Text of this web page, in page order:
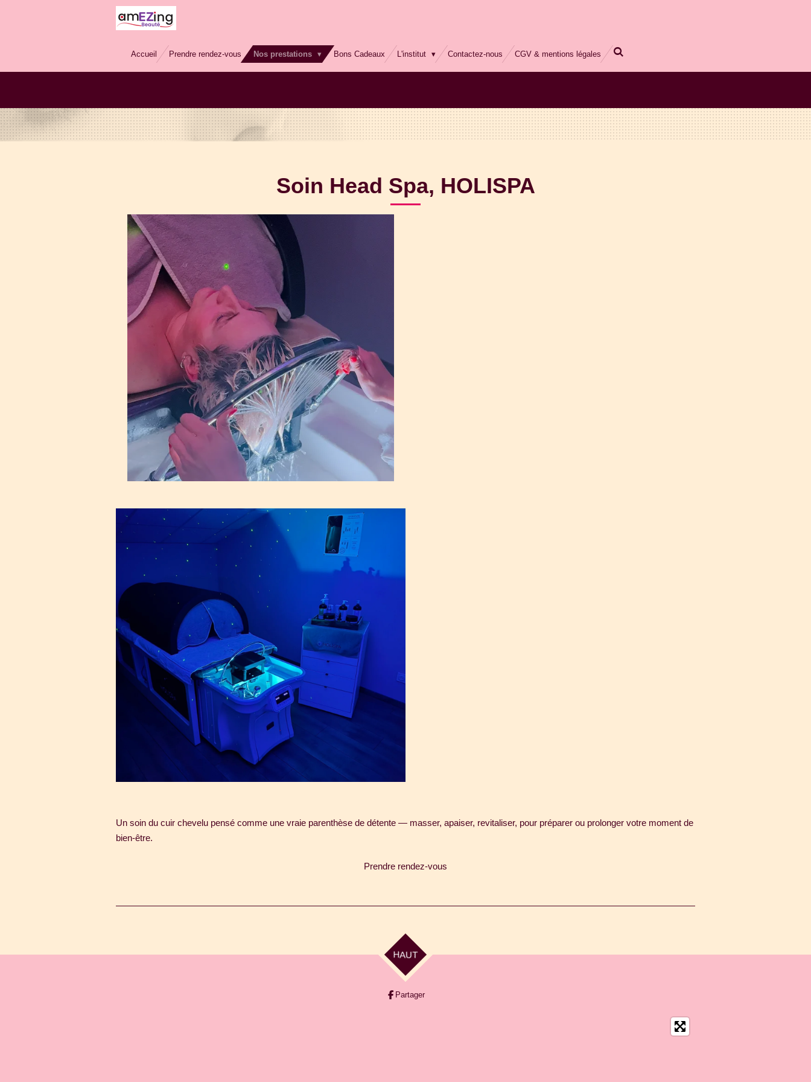
Accueil Prendre rendez-vous Nos prestations Bons Cadeaux L'institut Contactez-nous CGV & mentions légales
Soin Head Spa, HOLISPA
Un soin du cuir chevelu pensé comme une vraie parenthèse de détente — masser, apaiser, revitaliser, pour préparer ou prolonger votre moment de
bien-être.
Prendre rendez-vous
HAUT
Partager